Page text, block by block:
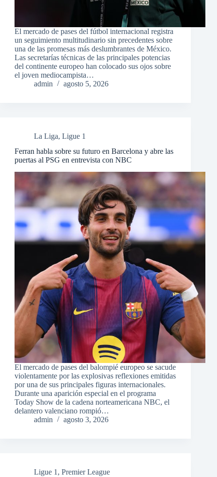
El mercado de pases del fútbol internacional registra
un seguimiento multitudinario sin precedentes sobre
una de las promesas más deslumbrantes de México.
Las secretarías técnicas de las principales potencias
del continente europeo han colocado sus ojos sobre
el joven mediocampista…
admin
agosto 5, 2026
La Liga, Ligue 1
Ferran habla sobre su futuro en Barcelona y abre las
puertas al PSG en entrevista con NBC
El mercado de pases del balompié europeo se sacude
violentamente por las explosivas reflexiones emitidas
por una de sus principales figuras internacionales.
Durante una aparición especial en el programa
Today Show de la cadena norteamericana NBC, el
delantero valenciano rompió…
admin
agosto 3, 2026
Ligue 1 , Premier League